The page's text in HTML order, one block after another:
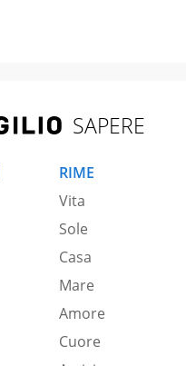
SAPERE
RIME
Vita
Sole
Casa
Mare
Amore
Cuore